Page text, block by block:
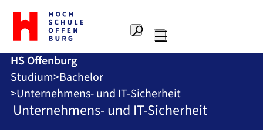
Zur
Startseite
Hochschule
Offenburg
Suche
Hauptnavigation
HS Offenburg
Studium Bachelor
Unternehmens- und IT-Sicherheit
Unternehmens- und IT-Sicherheit